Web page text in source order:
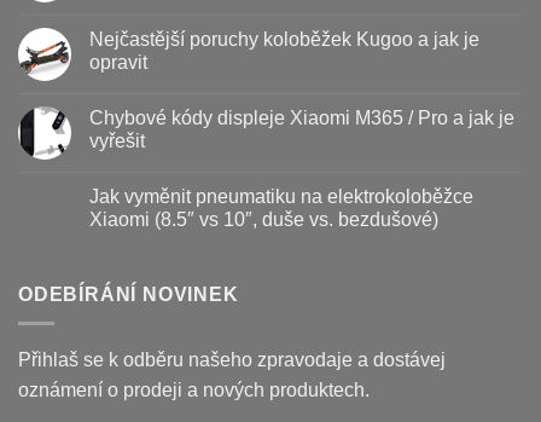
koloběžky
kdy
jak
prodloužit
životnost
u
textu
s
vyměnit
brzdové
destičky
na
koloběžce
Nejčastější poruchy koloběžek Kugoo a jak je
opravit
u
textu
s
poruchy
koloběžek
Kugoo
opravit
Chybové kódy displeje Xiaomi M365 / Pro a jak je
vyřešit
textu
s
displeje
Xiaomi
Pro
a
jak
je
Jak vyměnit pneumatiku na elektrokoloběžce
Xiaomi (8.5″ vs 10″, duše vs. bezdušové)
textu
s
vyměnit
pneumatiku
na
elektrokoloběžce
ODEBÍRÁNÍ NOVINEK
Přihlaš se k odběru našeho zpravodaje a dostávej
oznámení o prodeji a nových produktech.